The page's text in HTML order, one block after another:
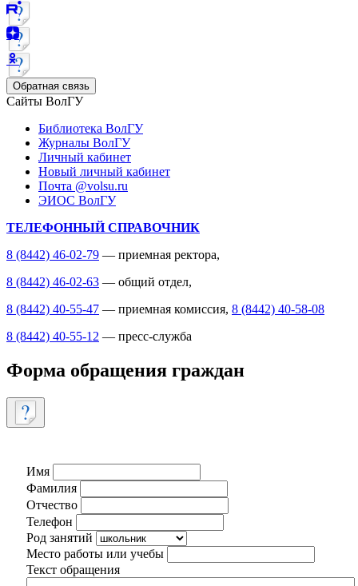
Обратная связь
Сайты ВолГУ
Библиотека ВолГУ
Журналы ВолГУ
Личный кабинет
Новый личный кабинет
Почта @volsu.ru
ЭИОС ВолГУ
ТЕЛЕФОННЫЙ СПРАВОЧНИК
8 (8442) 46-02-79 — приемная ректора,
8 (8442) 46-02-63 — общий отдел,
8 (8442) 40-55-47 — приемная комиссия, 8 (8442) 40-58-08
8 (8442) 40-55-12 — пресс-служба
Форма обращения граждан
Имя
Фамилия
Отчество
Телефон
Род занятий
Место работы или учебы
Текст обращения